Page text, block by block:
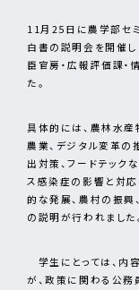
11月25日に農学部セ
白書の説明会を開催し
臣官房・広報評価課
た。
具体的には、農林水産
農業、デジタル変革の
出対策、フードテック
ス感染症の影響と対
的な発展、農村の振興
の説明が行われました
学生にとっては、内
が、政策に関わる公務